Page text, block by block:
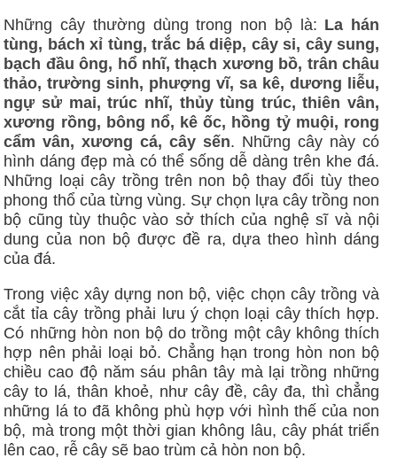
Những cây thường dùng trong non bộ là: La hán
tùng, bách xỉ tùng, trắc bá diệp, cây si, cây sung,
bạch đầu ông, hổ nhĩ, thạch xương bồ, trân châu
thảo, trường sinh, phượng vĩ, sa kê, dương liễu,
ngự sử mai, trúc nhĩ, thủy tùng trúc, thiên vân,
xương rồng, bông nổ, kê ốc, hồng tỷ muội, rong
cẩm vân, xương cá, cây sến. Những cây này có
hình dáng đẹp mà có thể sống dễ dàng trên khe đá.
Những loại cây trồng trên non bộ thay đổi tùy theo
phong thổ của từng vùng. Sự chọn lựa cây trồng non
bộ cũng tùy thuộc vào sở thích của nghệ sĩ và nội
dung của non bộ được đề ra, dựa theo hình dáng
của đá.
Trong việc xây dựng non bộ, việc chọn cây trồng và
cắt tỉa cây trồng phải lưu ý chọn loại cây thích hợp.
Có những hòn non bộ do trồng một cây không thích
hợp nên phải loại bỏ. Chẳng hạn trong hòn non bộ
chiều cao độ năm sáu phân tây mà lại trồng những
cây to lá, thân khoẻ, như cây đề, cây đa, thì chẳng
những lá to đã không phù hợp với hình thế của non
bộ, mà trong một thời gian không lâu, cây phát triển
lên cao, rễ cây sẽ bao trùm cả hòn non bộ.